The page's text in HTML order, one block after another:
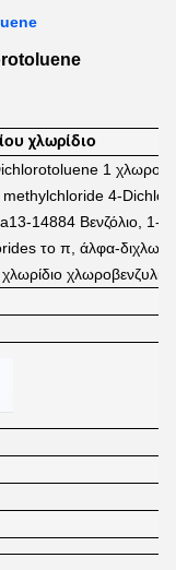
χλωρίδιο
1 χλωρο-
methylchloride 4-
14884 Βενζόλιο, 1-
το π, άλφα-